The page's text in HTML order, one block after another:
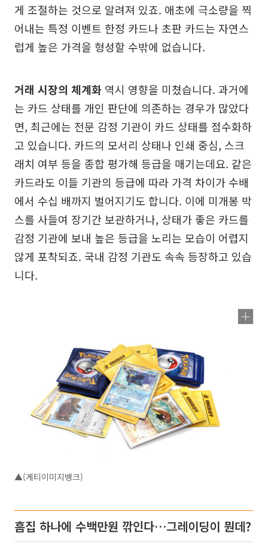
게 조절하는 것으로 알려져 있죠. 애초에 극소량을 찍
어내는 특정 이벤트 한정 카드나 초판 카드는 자연스
럽게 높은 가격을 형성할 수밖에 없습니다.
거래 시장의 체계화 역시 영향을 미쳤습니다. 과거에
는 카드 상태를 개인 판단에 의존하는 경우가 많았다
면, 최근에는 전문 감정 기관이 카드 상태를 점수화하
고 있습니다. 카드의 모서리 상태나 인쇄 중심, 스크
래치 여부 등을 종합 평가해 등급을 매기는데요. 같은
카드라도 이들 기관의 등급에 따라 가격 차이가 수배
에서 수십 배까지 벌어지기도 합니다. 이에 미개봉 박
스를 사들여 장기간 보관하거나, 상태가 좋은 카드를
감정 기관에 보내 높은 등급을 노리는 모습이 어렵지
않게 포착되죠. 국내 감정 기관도 속속 등장하고 있습
니다.
▲(게티이미지뱅크)
흠집 하나에 수백만원 깎인다…그레이딩이 뭔데?